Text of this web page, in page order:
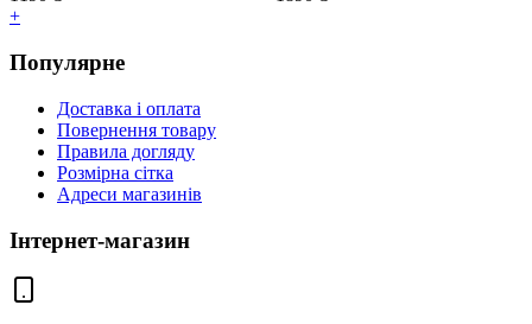
+
Популярне
Доставка і оплата
Повернення товару
Правила догляду
Розмірна сітка
Адреси магазинів
Інтернет-магазин